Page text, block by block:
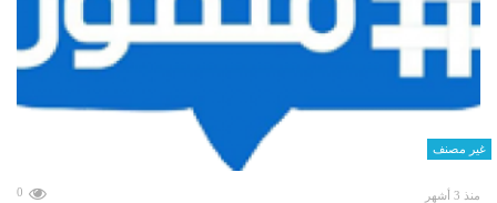
غير مصنف
منذ 3 أشهر 0